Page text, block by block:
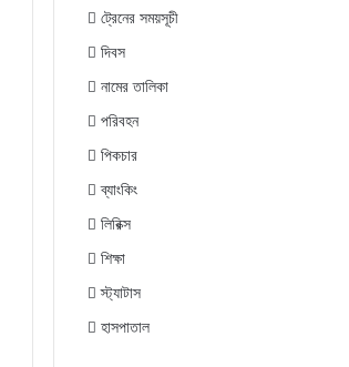
ট্রেনের সময়সূচী
দিবস
নামের তালিকা
পরিবহন
পিকচার
ব্যাংকিং
লিরিক্স
শিক্ষা
স্ট্যাটাস
হাসপাতাল